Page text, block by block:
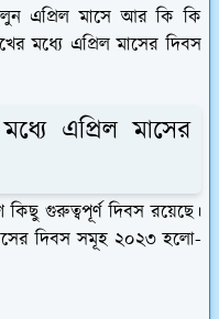
এপ্রিল মাসে আর কি কি
মধ্যে এপ্রিল মাসের দিবস
এপ্রিল মাসের
গুরুত্বপূর্ণ দিবস রয়েছে।
দিবস সমূহ ২০২৩ হলো-